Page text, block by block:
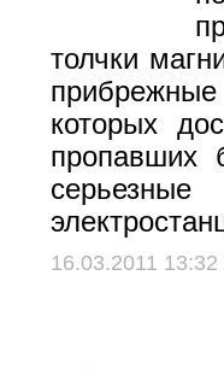
толчки
которых
пропавших
16.03.2011 13:32